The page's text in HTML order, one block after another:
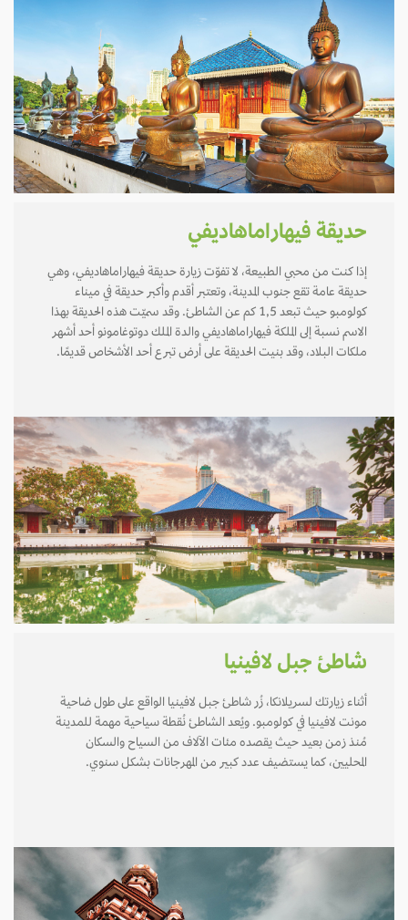
حديقة فيهاراماهاديفي
إذا كنت من محبي الطبيعة، لا تفوّت زيارة حديقة فيهاراماهاديفي، وهي
حديقة عامة تقع جنوب المدينة، وتعتبر أقدم وأكبر حديقة في ميناء
كولومبو حيث تبعد 1,5 كم عن الشاطئ. وقد سميّت هذه الحديقة بهذا
الاسم نسبة إلى الملكة فيهاراماهاديفي والدة الملك دوتوغامونو أحد أشهر
ملكات البلاد، وقد بنيت الحديقة على أرض تبرع أحد الأشخاص قديمًا.
شاطئ جبل لافينيا
أثناء زيارتك لسريلانكا، زُر شاطئ جبل لافينيا الواقع على طول ضاحية
مونت لافينيا في كولومبو. ويُعد الشاطئ نُقطة سياحية مهمة للمدينة
مُنذ زمن بعيد حيث يقصده مئات الآلاف من السياح والسكان
المحليين، كما يستضيف عدد كبير من المهرجانات بشكل سنوي.